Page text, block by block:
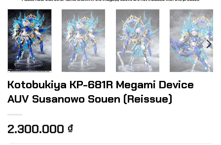
Kotobukiya KP-681R Megami Device
AUV Susanowo Souen (Reissue)
2.300.000 ₫